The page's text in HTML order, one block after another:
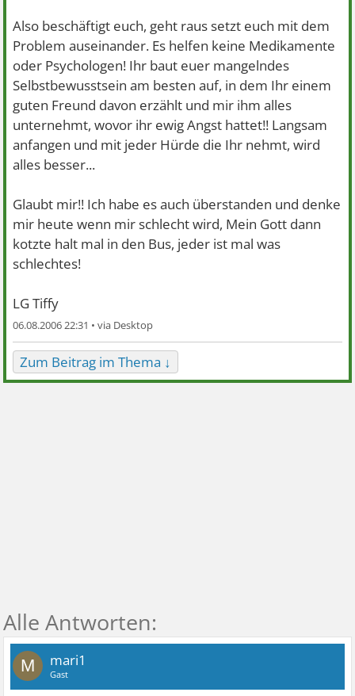
Also beschäftigt euch, geht raus setzt euch mit dem
Problem auseinander. Es helfen keine Medikamente
oder Psychologen! Ihr baut euer mangelndes
Selbstbewusstsein am besten auf, in dem Ihr einem
guten Freund davon erzählt und mir ihm alles
unternehmt, wovor ihr ewig Angst hattet!! Langsam
anfangen und mit jeder Hürde die Ihr nehmt, wird
alles besser...
Glaubt mir!! Ich habe es auch überstanden und denke
mir heute wenn mir schlecht wird, Mein Gott dann
kotzte halt mal in den Bus, jeder ist mal was
schlechtes!
LG Tiffy
06.08.2006 22:31 •
Zum Beitrag im Thema ↓
M mari1
Gast